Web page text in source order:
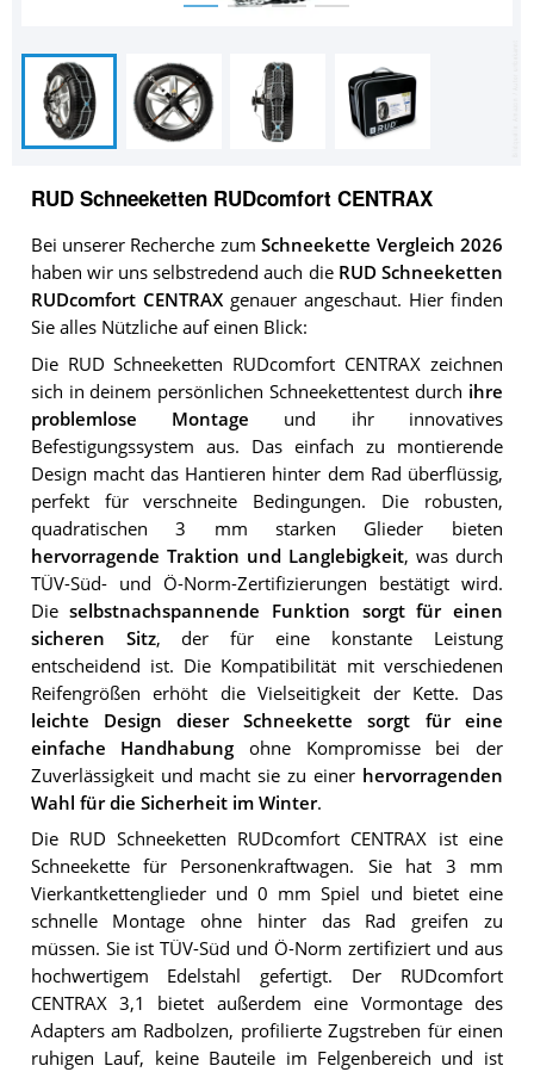
RUD Schneeketten RUDcomfort CENTRAX
Bei unserer Recherche zumSchneekette Vergleich 2026
haben wir uns selbstredend auch die RUD Schneeketten
RUDcomfort CENTRAXgenauer angeschaut. Hier finden
Sie alles Nützliche auf einen Blick:
Die RUD Schneeketten RUDcomfort CENTRAX zeichnen
sich in deinem persönlichen Schneekettentest durch ihre
problemlose Montage und ihr innovatives
Befestigungssystem aus. Das einfach zu montierende
Design macht das Hantieren hinter dem Rad überflüssig,
perfekt für verschneite Bedingungen. Die robusten,
quadratischen 3 mm starken Glieder bieten
hervorragende Traktion und Langlebigkeit, was durch
TÜV-Süd- und Ö-Norm-Zertifizierungen bestätigt wird.
Dieselbstnachspannende Funktion sorgt für einen
sicheren Sitz, der für eine konstante Leistung
entscheidend ist. Die Kompatibilität mit verschiedenen
Reifengrößen erhöht die Vielseitigkeit der Kette. Das
leichte Design dieser Schneekette sorgt für eine
einfache Handhabung ohne Kompromisse bei der
Zuverlässigkeit und macht sie zu einer hervorragenden
Wahl für die Sicherheit im Winter.
Die RUD Schneeketten RUDcomfort CENTRAX ist eine
Schneekette für Personenkraftwagen. Sie hat 3 mm
Vierkantkettenglieder und 0 mm Spiel und bietet eine
schnelle Montage ohne hinter das Rad greifen zu
müssen. Sie ist TÜV-Süd und Ö-Norm zertifiziert und aus
hochwertigem Edelstahl gefertigt. Der RUDcomfort
CENTRAX 3,1 bietet außerdem eine Vormontage des
Adapters am Radbolzen, profilierte Zugstreben für einen
ruhigen Lauf, keine Bauteile im Felgenbereich und ist